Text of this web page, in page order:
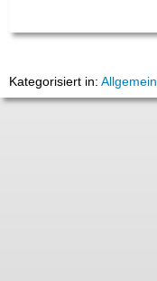
Kategorisiert in: Allgemein